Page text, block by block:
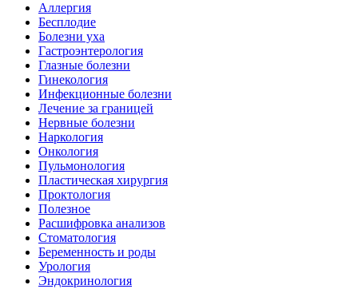
Аллергия
Бесплодие
Болезни уха
Гастроэнтерология
Глазные болезни
Гинекология
Инфекционные болезни
Лечение за границей
Нервные болезни
Наркология
Онкология
Пульмонология
Пластическая хирургия
Проктология
Полезное
Расшифровка анализов
Стоматология
Беременность и роды
Урология
Эндокринология